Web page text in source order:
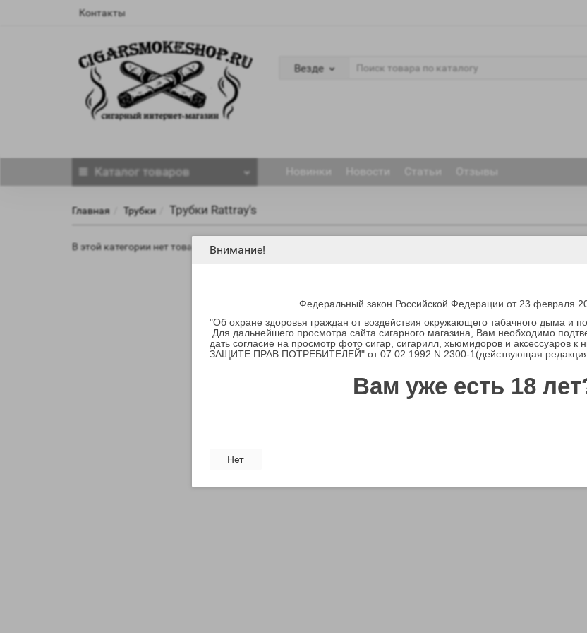
Внимание!
Федеральный закон Российской Федерации от 23 февраля
"Об охране здоровья граждан от воздействия окружающего табачного дыма и
Для дальнейшего просмотра сайта сигарного магазина, Вам необходимо
дать согласие на просмотр фото сигар, сигарилл, хьюмидоров и аксессуаров
ЗАЩИТЕ ПРАВ ПОТРЕБИТЕЛЕЙ" от 07.02.1992 N 2300-1(действующая
Вам уже есть 18
Нет
Контакты
Везде
Каталог товаров Новинки Новости Статьи Отзывы
Главная Трубки Трубки Rattray's
В этой категории нет товаров.